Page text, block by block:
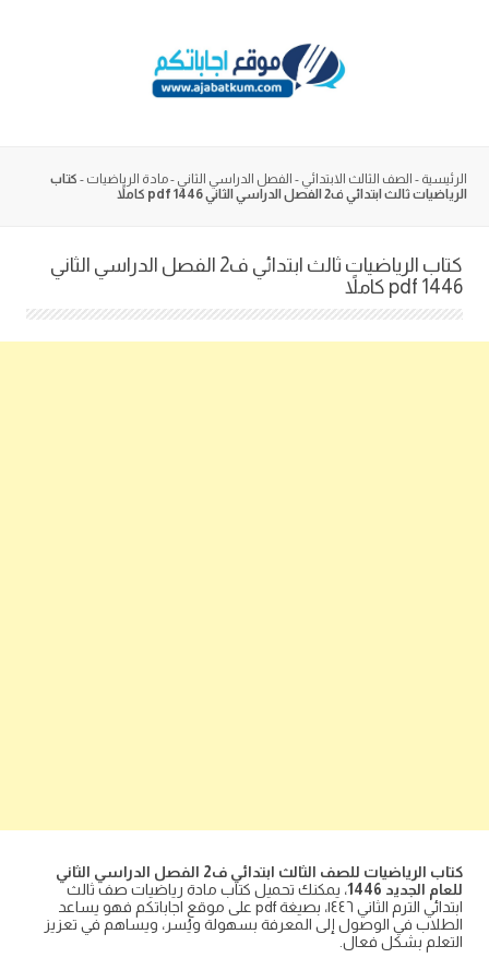
الرئيسية - الصف الثالث الابتدائي - الفصل الدراسي الثاني -مادة الرياضيات - كتاب
الرياضيات ثالث ابتدائي ف2 الفصل الدراسي الثاني 1446 pdf كاملاً
كتاب الرياضيات ثالث ابتدائي ف2 الفصل الدراسي الثاني
1446 pdf كاملاً
كتاب الرياضيات للصف الثالث ابتدائي ف2 الفصل الدراسي الثاني
للعام الجديد 1446
، يمكنك تحميل كتاب مادة رياضيات صف ثالث
ابتدائي الترم الثاني ١٤٤٦، بصيغة pdf على موقع اجاباتكم فهو يساعد
الطلاب في الوصول إلى المعرفة بسهولة ويُسر، ويساهم في تعزيز
التعلم بشكل فعال.